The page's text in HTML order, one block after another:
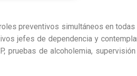
preventivos simultáneos en todas
jefes de dependencia y
pruebas de alcoholemia,